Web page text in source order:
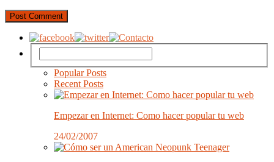
Popular Posts
Recent Posts
Empezar en Internet: Como hacer popular tu web
24/02/2007